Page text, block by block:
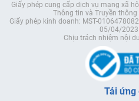
Giấy phép cung cấp dịch vụ mạng xã
Thông tin và Truyền
Giấy phép kinh doanh: MST-
05/04/2023
Chịu trách nhiệm nội
Tải ứng